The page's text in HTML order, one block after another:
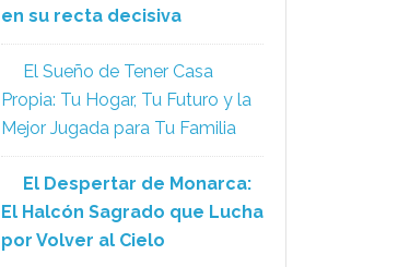
en su recta decisiva
El Sueño de Tener Casa
Propia: Tu Hogar, Tu Futuro y la
Mejor Jugada para Tu Familia
El Despertar de Monarca:
El Halcón Sagrado que Lucha
por Volver al Cielo